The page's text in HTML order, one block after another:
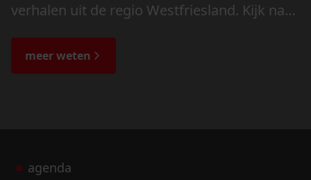
verhalen uit de regio Westfriesland. Kijk naar
de bijzondere verhalen.
meer weten
agenda